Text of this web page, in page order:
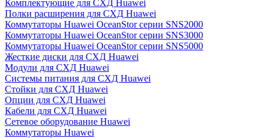
Комплектующие для СХД Huawei
Полки расширения для СХД Huawei
Коммутаторы Huawei OceanStor серии SNS2000
Коммутаторы Huawei OceanStor серии SNS3000
Коммутаторы Huawei OceanStor серии SNS5000
Жесткие диски для СХД Huawei
Модули для СХД Huawei
Системы питания для СХД Huawei
Стойки для СХД Huawei
Опции для СХД Huawei
Кабели для СХД Huawei
Сетевое оборудование Huawei
Коммутаторы Huawei